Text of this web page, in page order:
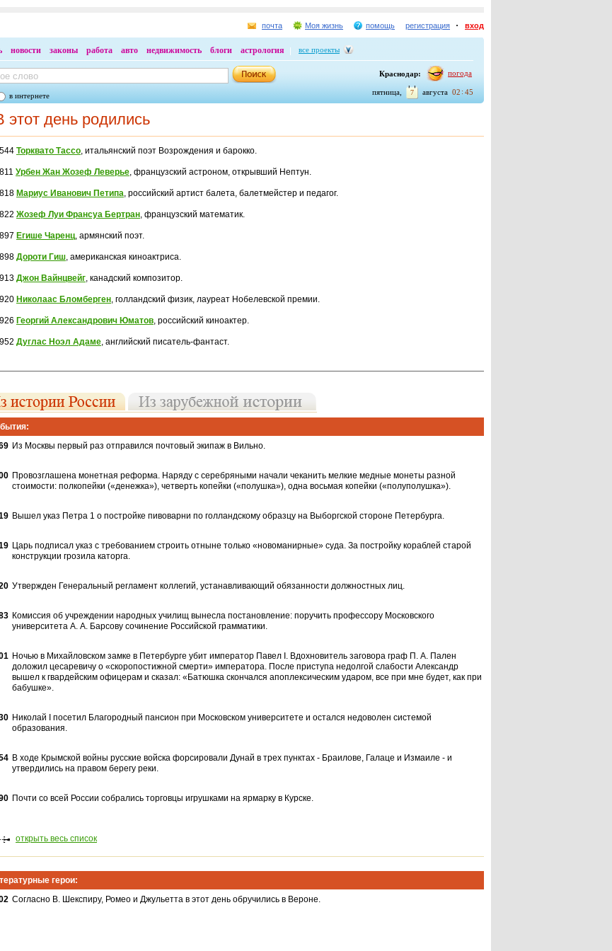
почта Моя жизнь помощь регистрация вход
новости законы работа авто недвижимость блоги астрология все проекты
Краснодар: погода
02 45
августа
7
пятница,
в интернете
этот день родились
Торквато Тассо, итальянский поэт Возрождения и барокко.
Урбен Жан Жозеф Леверье, французский астроном, открывший Нептун.
Мариус Иванович Петипа, российский артист балета, балетмейстер и педагог.
Жозеф Луи Франсуа Бертран, французский математик.
Егише Чаренц, армянский поэт.
Дороти Гиш, американская киноактриса.
Джон Вайнцвейг, канадский композитор.
Николаас Бломберген, голландский физик, лауреат Нобелевской премии.
Георгий Александрович Юматов, российский киноактер.
Дуглас Ноэл Адаме, английский писатель-фантаст.
Из Москвы первый раз отправился почтовый экипаж в Вильно.
Провозглашена монетная реформа. Наряду с серебряными начали чеканить мелкие медные монеты разной
стоимости: полкопейки («денежка»), четверть копейки («полушка»), одна восьмая копейки («полуполушка»).
Вышел указ Петра 1 о постройке пивоварни по голландскому образцу на Выборгской стороне Петербурга.
Царь подписал указ с требованием строить отныне только «новоманирные» суда. За постройку кораблей старой
конструкции грозила каторга.
Утвержден Генеральный регламент коллегий, устанавливающий обязанности должностных лиц.
Комиссия об учреждении народных училищ вынесла постановление: поручить профессору Московского
университета А. А. Барсову сочинение Российской грамматики.
Ночью в Михайловском замке в Петербурге убит император Павел I. Вдохновитель заговора граф П. А. Пален
доложил цесаревичу о «скоропостижной смерти» императора. После приступа недолгой слабости Александр
вышел к гвардейским офицерам и сказал: «Батюшка скончался апоплексическим ударом, все при мне будет, как при
бабушке».
Николай I посетил Благородный пансион при Московском университете и остался недоволен системой
образования.
В ходе Крымской войны русские войска форсировали Дунай в трех пунктах - Браилове, Галаце и Измаиле - и
утвердились на правом берегу реки.
Почти со всей России собрались торговцы игрушками на ярмарку в Курске.
открыть весь список
герои:
Согласно В. Шекспиру, Ромео и Джульетта в этот день обручились в Вероне.